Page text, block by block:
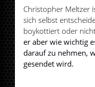
Christopher Meltzer
sich selbst
boykottiert oder
er aber wie wichtig
darauf zu nehmen,
gesendet wird.